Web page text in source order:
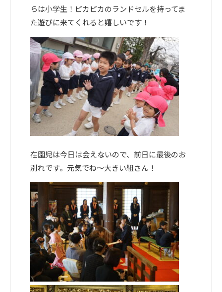
お問い合わせはこちらまで
075-381-3610
学校法人 本願寺学園
西山幼稚園
〒615-8107 京都府京都市西京区川島北裏町29番地
らは小学生！ピカピカのランドセルを持ってま
た遊びに来てくれると嬉しいです！
在園児は今日は会えないので、前日に最後のお
別れです。元気でね～大きい組さん！